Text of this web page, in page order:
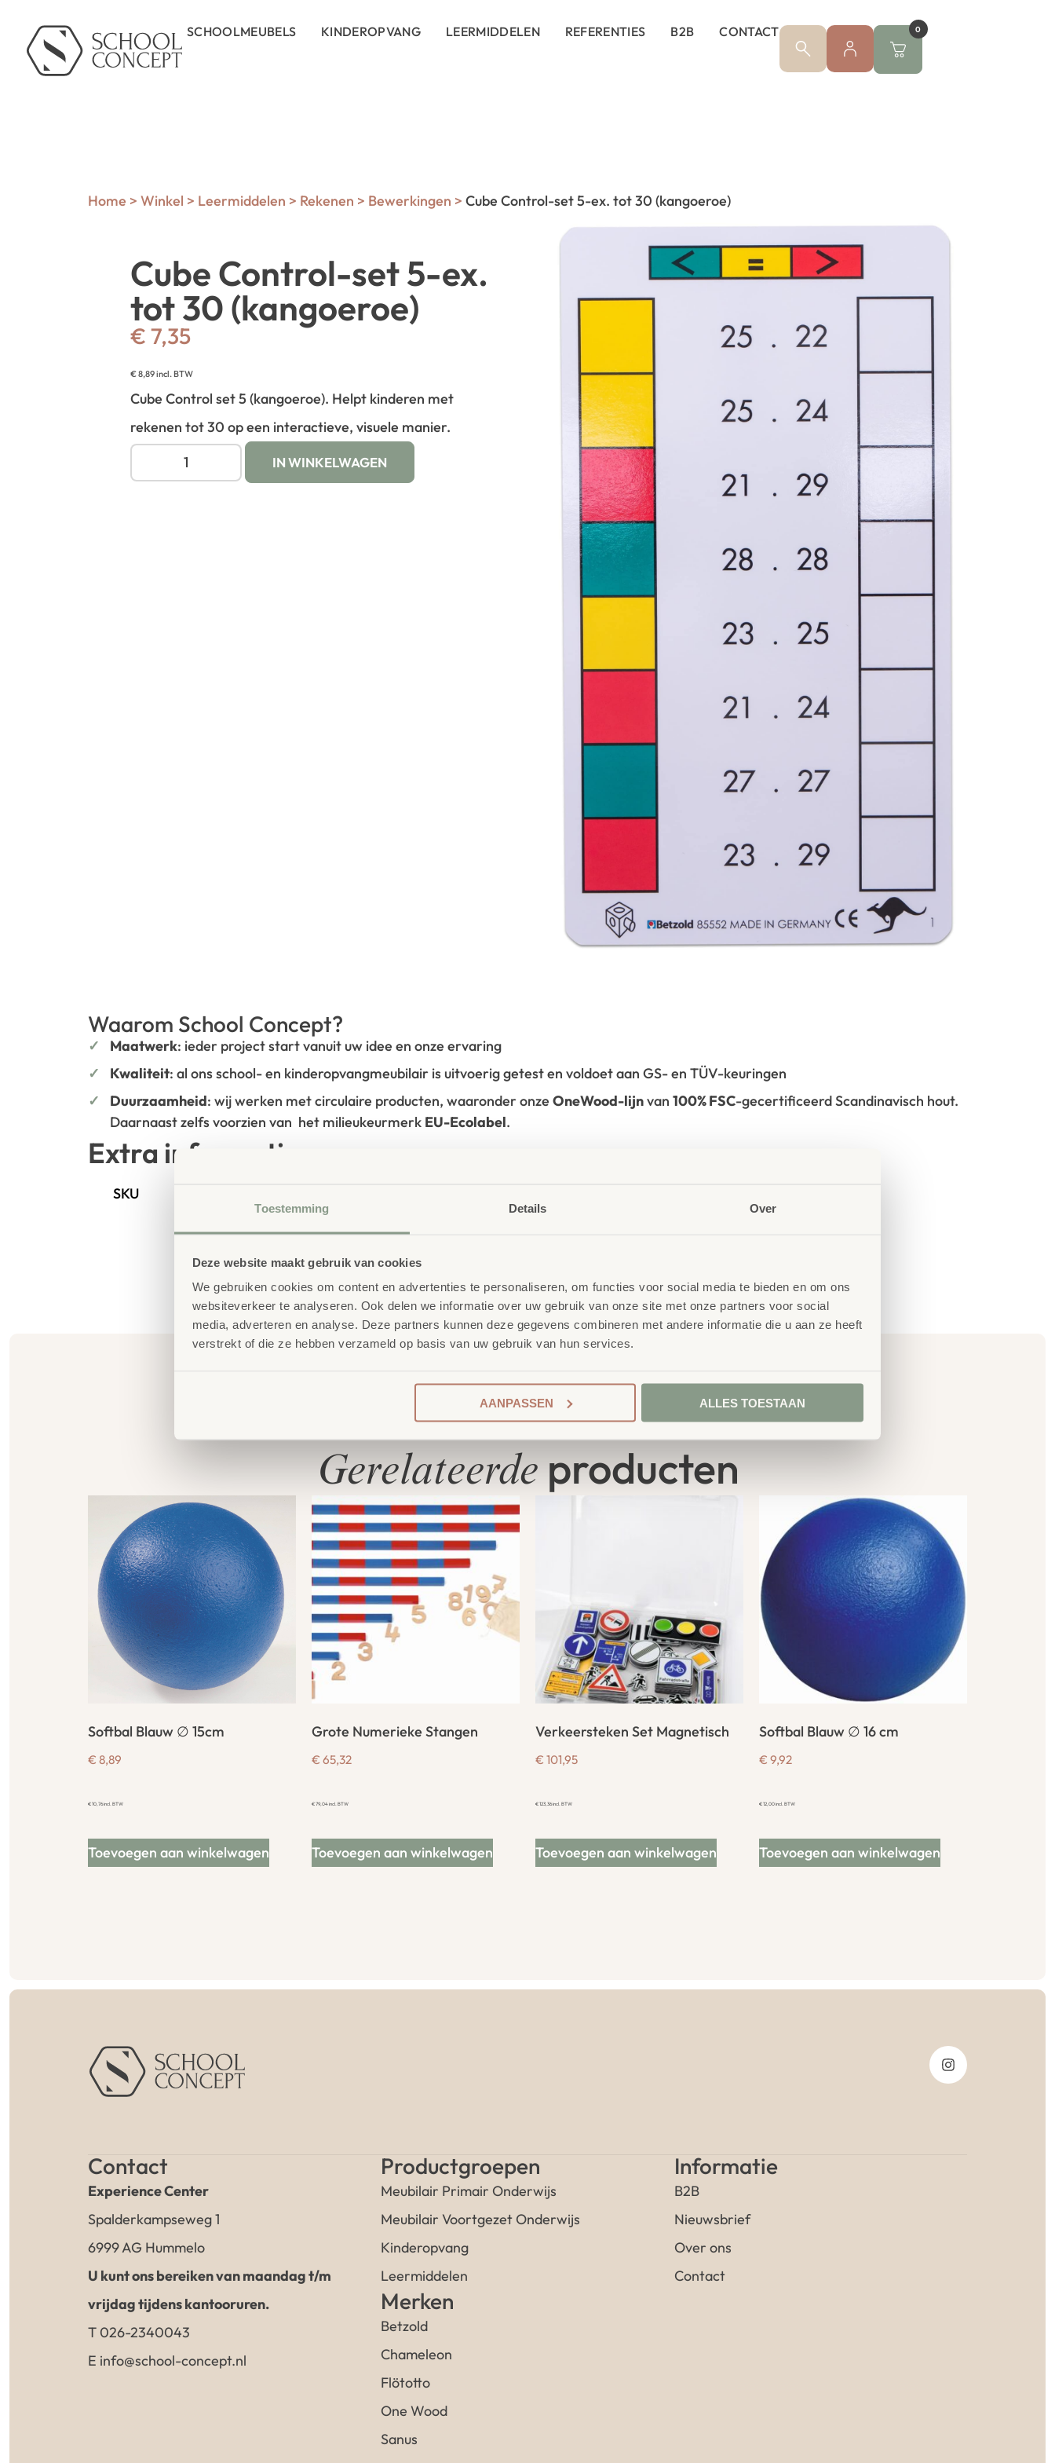
Toestemming Details Over
Deze website maakt gebruik van cookies
We gebruiken cookies om content en advertenties te personaliseren, om functies voor social media te bieden en om ons
websiteverkeer te analyseren. Ook delen we informatie over uw gebruik van onze site met onze partners voor social
media, adverteren en analyse. Deze partners kunnen deze gegevens combineren met andere informatie die u aan ze heeft
verstrekt of die ze hebben verzameld op basis van uw gebruik van hun services.
AANPASSEN ALLES TOESTAAN
SCHOOLMEUBELS KINDEROPVANG LEERMIDDELEN REFERENTIES B2B CONTACT 0
Home > Winkel > Leermiddelen > Rekenen > Bewerkingen > Cube Control-set 5-ex. tot 30 (kangoeroe)
Cube Control-set 5-ex.
tot 30 (kangoeroe)
€ 7,35
€8,89incl. BTW
Cube Control set 5 (kangoeroe). Helpt kinderen met
rekenen tot 30 op een interactieve, visuele manier.
IN WINKELWAGEN
Waarom School Concept?
Maatwerk: ieder project start vanuit uw idee en onze ervaring
Kwaliteit: al ons school- en kinderopvangmeubilair is uitvoerig getest en voldoet aan GS- en TÜV-keuringen
Duurzaamheid: wij werken met circulaire producten, waaronder onze OneWood-lijnvan 100% FSC-gecertificeerd Scandinavisch hout.
Daarnaast zelfs voorzien van het milieukeurmerk EU-Ecolabel.
Extra informatie
SKU
Gerelateerdeproducten
Softbal Blauw ∅ 15cm
€ 8,89
€10,76incl. BTW
Toevoegen aan winkelwagen
Grote Numerieke Stangen
€ 65,32
€79,04incl. BTW
Toevoegen aan winkelwagen
Verkeersteken Set Magnetisch
€ 101,95
€123,36incl. BTW
Toevoegen aan winkelwagen
Softbal Blauw ∅ 16 cm
€ 9,92
€12,00incl. BTW
Toevoegen aan winkelwagen
Contact
Experience Center
Spalderkampseweg 1
6999 AG Hummelo
U kunt ons bereiken van maandag t/m
vrijdag tijdens kantooruren.
T 026-2340043
E info@school-concept.nl
Productgroepen
Meubilair Primair Onderwijs
Meubilair Voortgezet Onderwijs
Kinderopvang
Leermiddelen
Merken
Betzold
Chameleon
Flötotto
One Wood
Sanus
Informatie
B2B
Nieuwsbrief
Over ons
Contact